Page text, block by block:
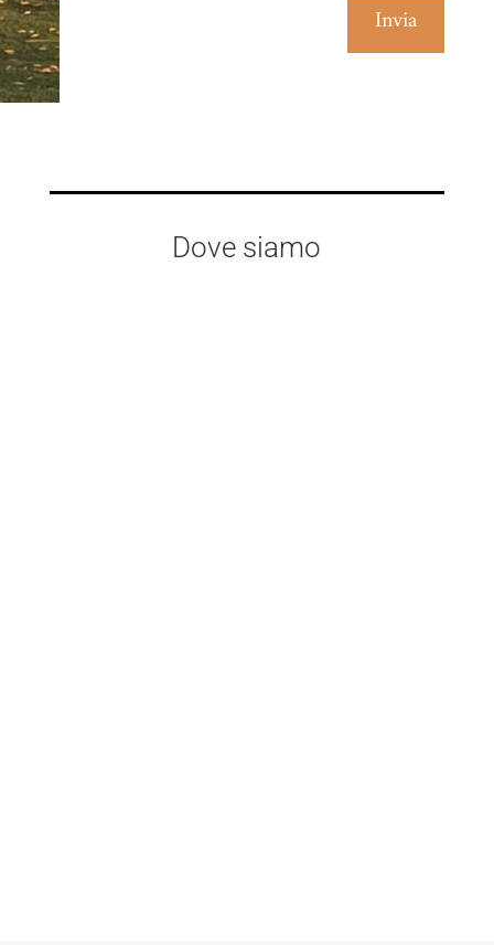
Invia
Dove siamo